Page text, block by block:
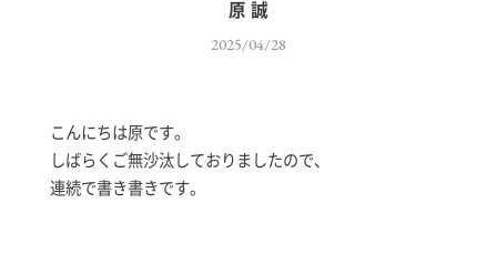
原 誠
2025/04/28
こんにちは原です。
しばらくご無沙汰しておりましたので、
連続で書き書きです。